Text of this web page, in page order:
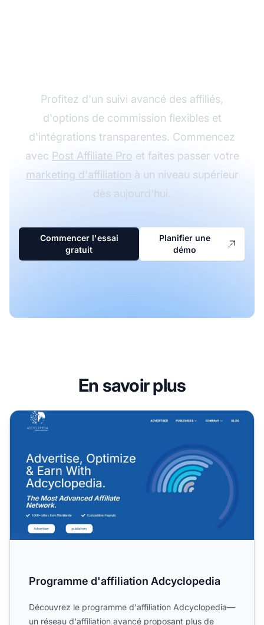
Profitez d'un suivi avancé des affiliés,
d'options de commission flexibles et
d'intégrations transparentes. Commencez
avec Post Affiliate Pro et faites passer votre
marketing d'affiliation à un niveau supérieur
dès aujourd'hui.
Commencer l'essai
gratuit
Planifier une
démo
En savoir plus
Programme d'affiliation Adcyclopedia
Programme d'affiliation Adcyclopedia
Découvrez le programme d'affiliation Adcyclopedia—
un réseau d'affiliation avancé proposant plus de